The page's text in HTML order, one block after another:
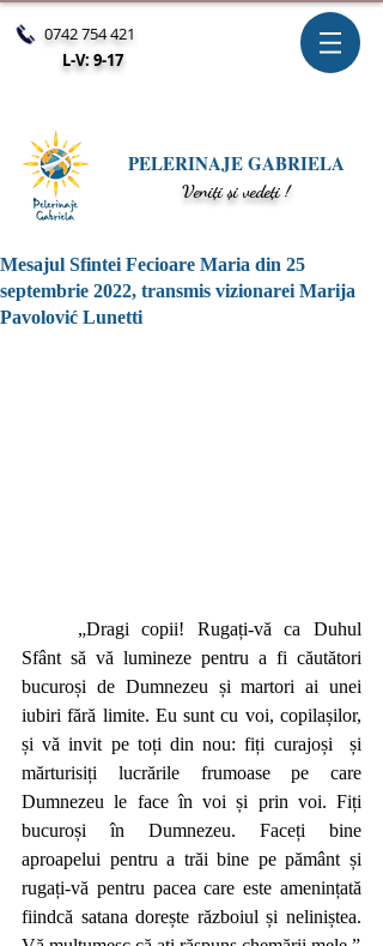
0742 754 421
L-V: 9-17
PELERINAJE GABRIELA
Veniți și vedeți !
Mesajul Sfintei Fecioare Maria din 25
septembrie 2022, transmis vizionarei Marija
Pavolović Lunetti
„Dragi copii! Rugați-vă ca Duhul
Sfânt să vă lumineze pentru a fi căutători
bucuroși de Dumnezeu și martori ai unei
iubiri fără limite. Eu sunt cu voi, copilașilor,
și vă invit pe toți din nou: fiți curajoși
și
mărturisiți lucrările frumoase pe care
Dumnezeu le face în voi și prin voi. Fiți
bucuroși în Dumnezeu. Faceți bine
aproapelui pentru a trăi bine pe pământ și
rugați-vă pentru pacea care este amenințată
fiindcă satana dorește războiul și neliniștea.